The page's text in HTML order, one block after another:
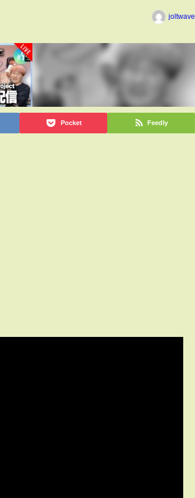
joltwave
Pocket Feedly